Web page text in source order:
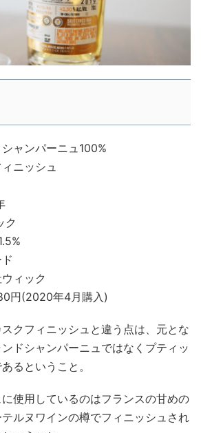
ャンパーニュ100%
ニッシュ
ク
ィック
円(2020年4月購入)
クフィニッシュと違う点は、元とな
ドシャンパーニュではなくプティッ
るということ。
使用しているのはフランスの甘めの
ルヌワインの樽でフィニッシュされ